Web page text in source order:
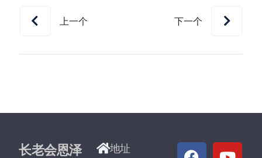
上一个 下一个
长老会恩泽
地址